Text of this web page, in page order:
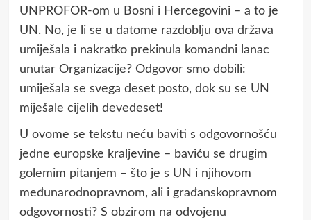
UNPROFOR-om u Bosni i Hercegovini – a to je
UN. No, je li se u datome razdoblju ova država
umiješala i nakratko prekinula komandni lanac
unutar Organizacije? Odgovor smo dobili:
umiješala se svega deset posto, dok su se UN
miješale cijelih devedeset!
U ovome se tekstu neću baviti s odgovornošću
jedne europske kraljevine – baviću se drugim
golemim pitanjem – što je s UN i njihovom
međunarodnopravnom, ali i građanskopravnom
odgovornosti? S obzirom na odvojenu